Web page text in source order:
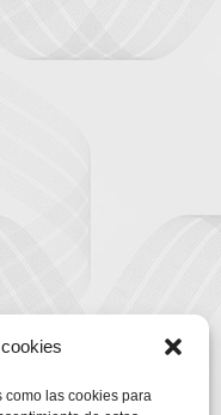
como las cookies para